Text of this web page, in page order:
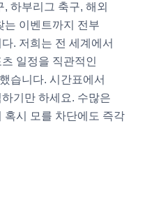
하부리그 축구, 해외
는 이벤트까지 전부
. 저희는 전 세계에서
일정을 직관적인
습니다. 시간표에서
기만 하세요. 수많은
혹시 모를 차단에도 즉각